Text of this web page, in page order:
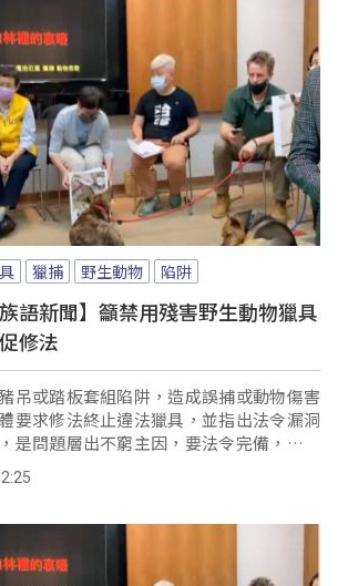
獵捕 野生動物 陷阱
族語新聞】籲禁用殘害野生動物獵具
修法
吊或踏板套組陷阱，造成誤捕或動物傷害
要求修法終止違法獵具，並指出法令漏洞
是問題層出不窮主因，要法令完備，動保
第19與21條法律要到位。